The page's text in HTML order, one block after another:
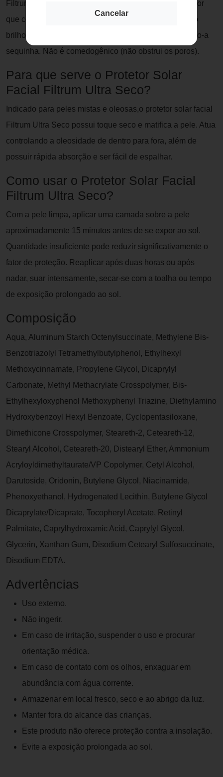
Cancelar
Filtrum Ultra Seco conta como complexo sebo regulador
que controla a oleosidade. Sua textura em gel, reduz o
brilho do rosto e promove efeito mate na pele, deixando-a
sequinha. Não é comedogênico (não obstrui os poros).
Para que serve o Protetor Solar
Facial Filtrum Ultra Seco?
Indicado para peles mistas e oleosas,o protetor solar facial
Filtrum Ultra Seco possui toque seco e matifica a pele. Atua
controlando a oleosidade de dentro para fora, além de
possuir rápida absorção e ser fácil de espalhar.
Como usar o Protetor Solar Facial
Filtrum Ultra Seco?
Com a pele limpa, aplicar uma camada sobre a pele
aproximadamente 15 minutos antes de se expor ao sol.
Quantidade insuficiente pode reduzir significativamente o
fator de proteção. Reaplicar após duas horas ou após
nadar, suar intensamente, secar-se com a toalha ou tempo
de exposição prolongado ao sol.
Composição
Aqua, Aluminum Starch Octenylsuccinate, Methylene Bis-
Benzotriazolyl Tetramethylbutylphenol, Ethylhexyl
Methoxycinnamate, Propylene Glycol, Dicaprylyl
Carbonate, Methyl Methacrylate Crosspolymer, Bis-
Ethylhexyloxyphenol Methoxyphenyl Triazine, Diethylamino
Hydroxybenzoyl Hexyl Benzoate, Cyclopentasiloxane,
Dimethicone Crosspolymer, Steareth-2, Ceteareth-12,
Stearyl Alcohol, Ceteareth-20, Distearyl Ether, Ammonium
Acryloyldimethyltaurate/VP Copolymer, Cetyl Alcohol,
Darutoside, Oridonin, Butylene Glycol, Niacinamide,
Phenoxyethanol, Hydrogenated Lecithin, Butylene Glycol
Dicaprylate/Dicaprate, Tocopheryl Acetate, Retinyl
Palmitate, Caprylhydroxamic Acid, Caprylyl Glycol,
Glycerin, Xanthan Gum, Disodium Cetearyl Sulfosuccinate,
Disodium EDTA.
Advertências
Uso externo.
Não ingerir.
Em caso de irritação, suspender o uso e procurar
orientação médica.
Em caso de contato com os olhos, enxaguar em
abundância com água corrente.
Armazenar em local fresco, seco e ao abrigo da luz.
Manter fora do alcance das crianças.
Este produto não oferece proteção contra a insolação.
Evite a exposição prolongada ao sol.